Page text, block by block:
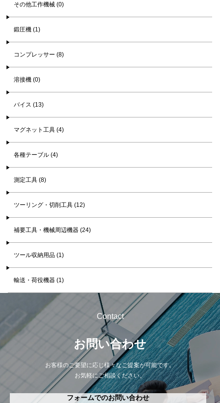
その他工作機械 (0)
鍛圧機 (1)
コンプレッサー (8)
溶接機 (0)
バイス (13)
マグネット工具 (4)
各種テーブル (4)
測定工具 (8)
ツーリング・切削工具 (12)
補要工具・機械周辺機器 (24)
ツール収納用品 (1)
輸送・荷役機器 (1)
Contact
お問い合わせ
お客様のご要望に応じ様々なご提案が可能です。
お気軽にご相談ください。
フォームでのお問い合わせ